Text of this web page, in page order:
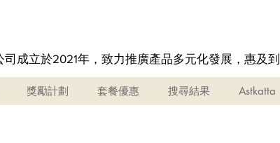
司成立於2021年，致力推廣產品多元化發展，惠及
獎勵計劃 套餐優惠 搜尋結果 Astkatta